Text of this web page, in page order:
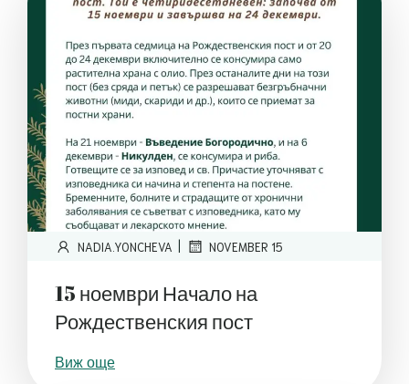
NADIA.YONCHEVA | NOVEMBER 15
15 ноември Начало на
Рождественския пост
Виж още